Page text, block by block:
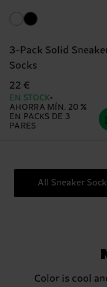
3-Pack Solid
Socks
22 €
EN STOCK
AHORRA MÍN. 20 %
EN PACKS DE 3
PARES
All Sneaker
Color is cool